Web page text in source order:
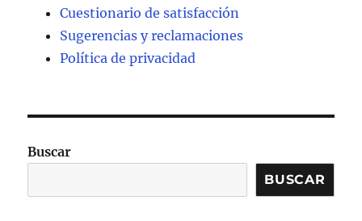
Cuestionario de satisfacción
Sugerencias y reclamaciones
Política de privacidad
Buscar
BUSCAR